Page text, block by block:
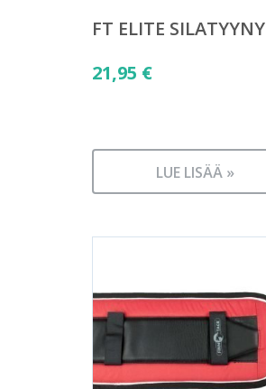
FT ELITE SILATYYNY
21,95 €
LUE LISÄÄ »